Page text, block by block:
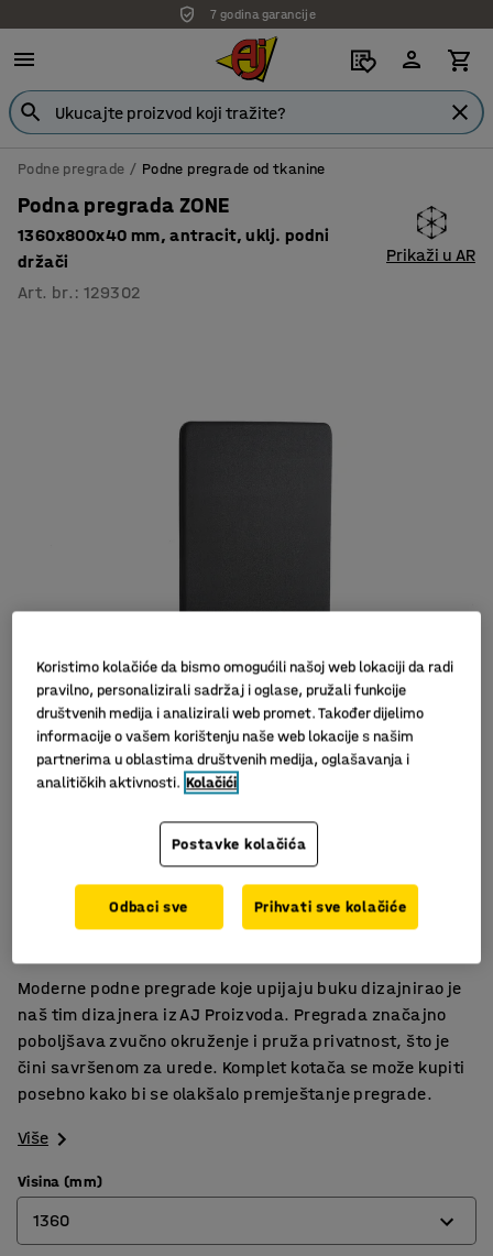
7 godina garancije
Podne pregrade Podne pregrade od tkanine
Podna pregrada ZONE
1360x800x40 mm, antracit, uklj. podni
držači
Art. br. :129302
Prikaži u AR
Učinkovito upijanje buke
Komplet s postoljem
Moderne podne pregrade koje upijaju buku dizajnirao je
naš tim dizajnera iz AJ Proizvoda. Pregrada značajno
poboljšava zvučno okruženje i pruža privatnost, što je
čini savršenom za urede. Komplet kotača se može kupiti
posebno kako bi se olakšalo premještanje pregrade.
Više
Visina (mm)
1360
Koristimo kolačiće da bismo omogućili našoj web lokaciji da radi
pravilno, personalizirali sadržaj i oglase, pružali funkcije
društvenih medija i analizirali web promet. Također dijelimo
informacije o vašem korištenju naše web lokacije s našim
partnerima u oblastima društvenih medija, oglašavanja i
analitičkih aktivnosti. Kolačići
Postavke kolačića
Odbaci sve Prihvati sve kolačiće